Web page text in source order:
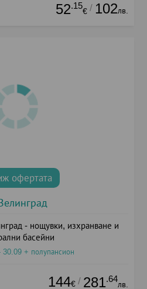
52.15
€ / 102лв.
офертата
- нощувки, изхранване и
басейни
30.09 + полупансион
144€ / 281.64
лв.